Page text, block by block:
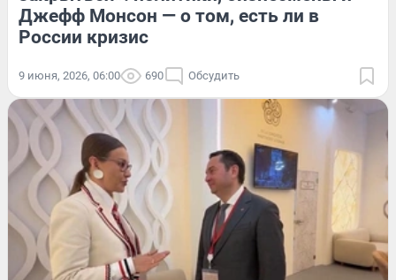
Джефф Монсон — о том, есть ли в
России кризис
9 июня, 2026, 06:00 690 Обсудить